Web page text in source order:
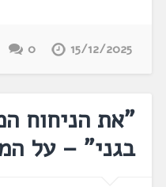
15/12/2025
0
"את הניחוח
בגני" – על